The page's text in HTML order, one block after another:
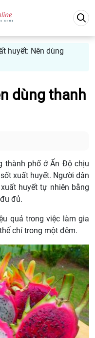
huyết: Nên dùng
dùng thanh
thành phố ở Ấn Độ chịu
xuất huyết. Người dân
huyết tự nhiên bằng
đủ.
quả trong việc làm gia
chỉ trong một đêm.